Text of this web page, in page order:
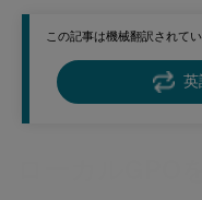
この記事は機械翻訳されて
英